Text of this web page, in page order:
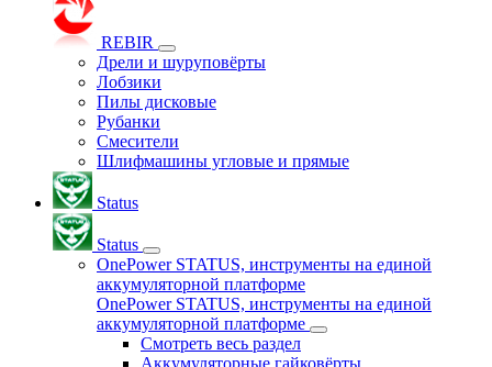
REBIR
Дрели и шуруповёрты
Лобзики
Пилы дисковые
Рубанки
Смесители
Шлифмашины угловые и прямые
Status
Status
OnePower STATUS, инструменты на единой
аккумуляторной платформе
OnePower STATUS, инструменты на единой
аккумуляторной платформе
Смотреть весь раздел
Аккумуляторные гайковёрты